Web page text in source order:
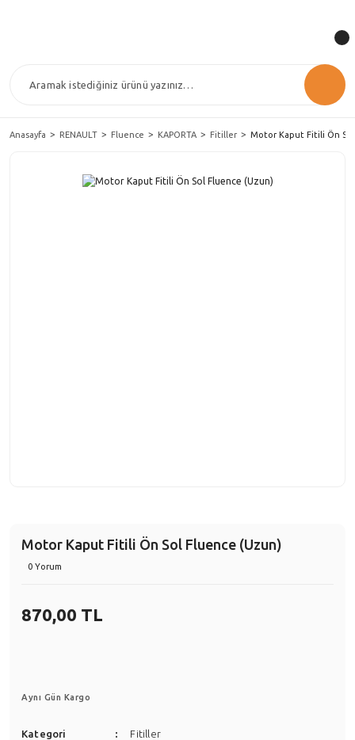
Anasayfa RENAULT Fluence KAPORTA Fitiller Motor Kaput Fitili Ön
Motor Kaput Fitili Ön Sol Fluence (Uzun)
0 Yorum
870,00 TL
Aynı Gün Kargo
Kategori
Fitiller